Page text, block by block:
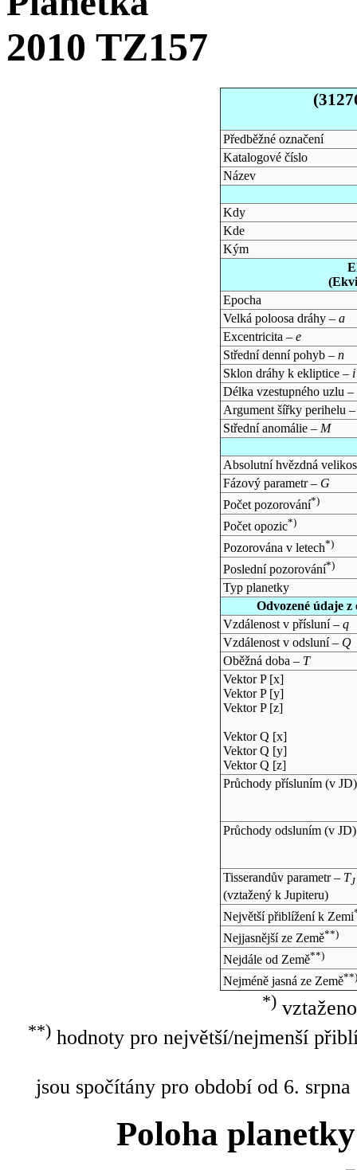
2010 TZ157
Předběžné označení
Katalogové číslo
Název
Kdy
Kde
Kým
Epocha
Velká poloosa dráhy – a
Excentricita – e
Střední denní pohyb – n
Sklon dráhy k ekliptice – i
Délka vzestupného uzlu –
Argument šířky perihelu
Střední anomálie – M
Absolutní hvězdná
Fázový parametr – G
Počet pozorování*)
Počet opozic*)
Pozorována v letech*)
Poslední pozorování*)
Typ planetky
Odvozené údaje
Vzdálenost v přísluní – q
Vzdálenost v odsluní – Q
Oběžná doba – T
Vektor P [x]
Vektor P [y]
Vektor P [z]
Vektor Q [x]
Vektor Q [y]
Vektor Q [z]
Průchody přísluním (v JD)
Průchody odsluním (v JD)
Tisserandův parametr – TJ
(vztažený k Jupiteru)
Největší přiblížení k Zemi
Nejjasnější ze Země**)
Nejdále od Země**)
Nejméně jasná ze Země**)
*)
**)hodnoty pro největší/nejmenší
jsou spočítány pro období od 6.
Poloha